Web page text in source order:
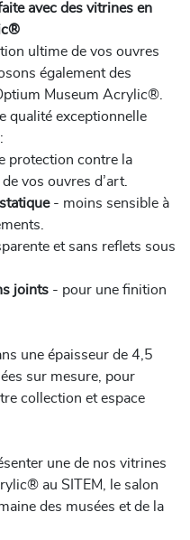
avec des vitrines en
ultime de vos ouvres
également des
Museum Acrylic®.
qualité exceptionnelle
protection contre la
vos ouvres d’art.
- moins sensible à
et sans reflets sous
joints - pour une finition
une épaisseur de 4,5
sur mesure, pour
collection et espace
une de nos vitrines
au SITEM, le salon
des musées et de la